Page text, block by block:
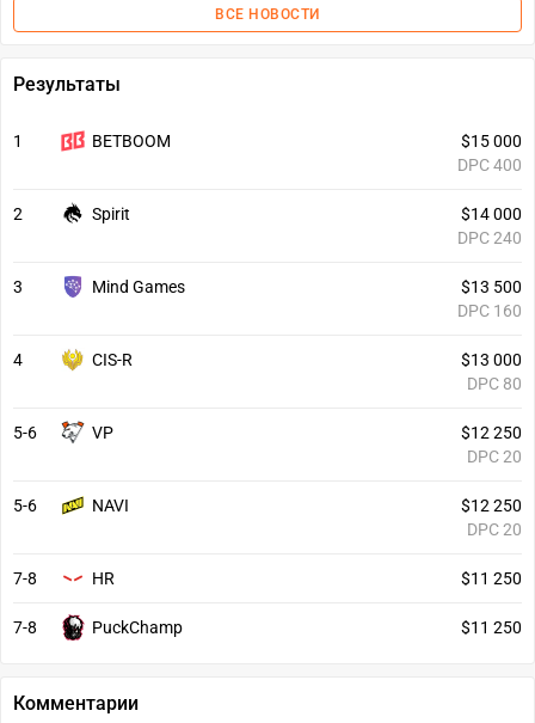
ВСЕ НОВОСТИ
Результаты
1 BETBOOM
$15 000
DPC 400
2 Spirit
$14 000
DPC 240
3 Mind Games
$13 500
DPC 160
4 CIS-R
$13 000
DPC 80
5-6 VP
$12 250
DPC 20
5-6 NAVI
$12 250
DPC 20
7-8 HR $11 250
7-8 PuckChamp $11 250
Комментарии